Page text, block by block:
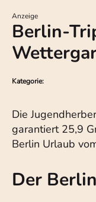
Anzeige
Berlin-
Kategorie:
Die
garantiert 25,9
Berlin Urlaub
Der